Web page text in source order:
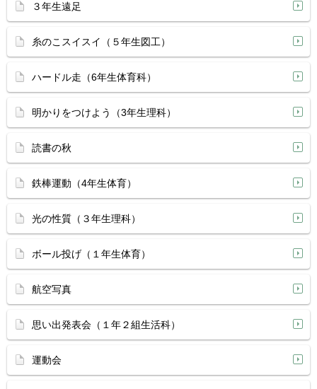
３年生遠足
糸のこスイスイ（５年生図工）
ハードル走（6年生体育科）
明かりをつけよう（3年生理科）
読書の秋
鉄棒運動（4年生体育）
光の性質（３年生理科）
ボール投げ（１年生体育）
航空写真
思い出発表会（１年２組生活科）
運動会